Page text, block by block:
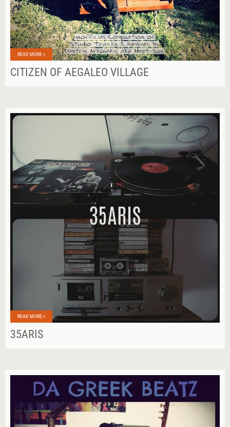
READ MORE »
CITIZEN OF AEGALEO VILLAGE
READ MORE »
35ARIS